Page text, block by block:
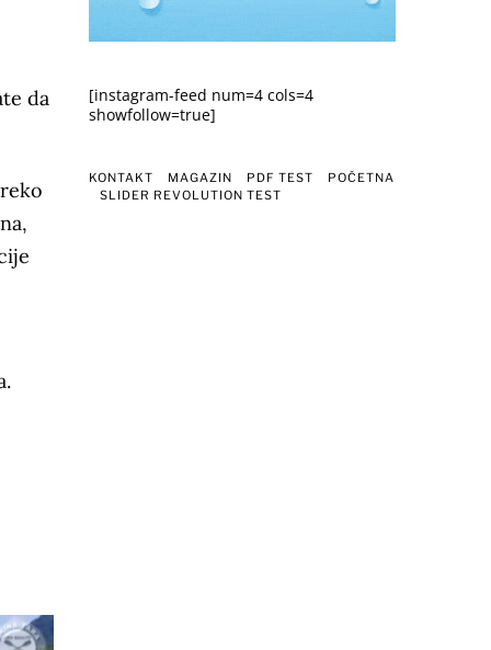
da
[instagram-feed num=4 cols=4
showfollow=true]
KONTAKT MAGAZIN PDF TEST
POČETNA
SLIDER REVOLUTION TEST